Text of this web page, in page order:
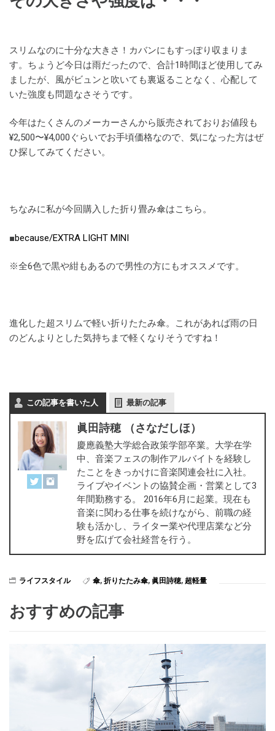
スリムなのに十分な大きさ！カバンにもすっぽり収まりま
す。ちょうど今日は雨だったので、合計1時間ほど使用してみ
ましたが、風がビュンと吹いても裏返ることなく、心配して
いた強度も問題なさそうです。
今年はたくさんのメーカーさんから販売されておりお値段も
¥2,500〜¥4,000ぐらいでお手頃価格なので、気になった方はぜ
ひ探してみてください。
ちなみに私が今回購入した折り畳み傘はこちら。
■because/EXTRA LIGHT MINI
※全6色で黒や紺もあるので男性の方にもオススメです。
進化した超スリムで軽い折りたたみ傘。これがあれば雨の日
のどんよりとした気持ちまで軽くなりそうですね！
この記事を書いた人 最新の記事
眞田詩穂 （さなだしほ）
慶應義塾大学総合政策学部卒業。大学在学
中、音楽フェスの制作アルバイトを経験し
たことをきっかけに音楽関連会社に入社。
ライブやイベントの協賛企画・営業として3
年間勤務する。 2016年6月に起業。現在も
音楽に関わる仕事を続けながら、前職の経
験も活かし、ライター業や代理店業など分
野を広げて会社経営を行う。
ライフスタイル 傘, 折りたたみ傘, 眞田詩穂, 超軽量
おすすめの記事